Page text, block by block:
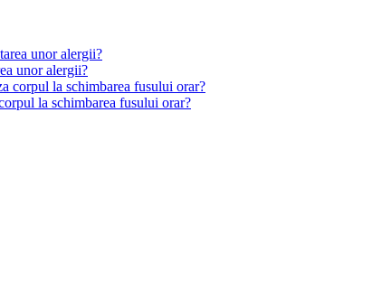
unor alergii?
la schimbarea fusului orar?